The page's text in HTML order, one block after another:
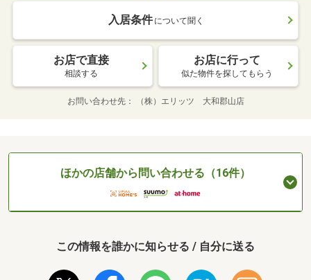
入居条件 について聞く
お店で直接
相談する
お店に行って
似た物件を探してもらう
お問い合わせ先 （株）エリッツ 大和郡山店
ほかの店舗から問い合わせる（16件）
この情報を誰かに知らせる / 自分に送る